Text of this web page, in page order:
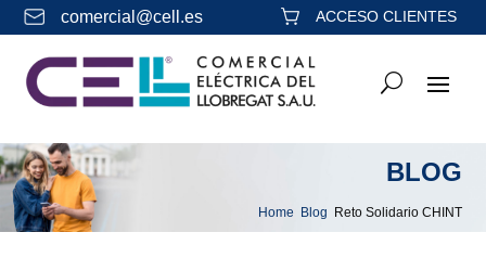
comercial@cell.es ACCESO CLIENTES
BLOG
Home &#x39;
Blog &#x39;
Reto Solidario CHINT